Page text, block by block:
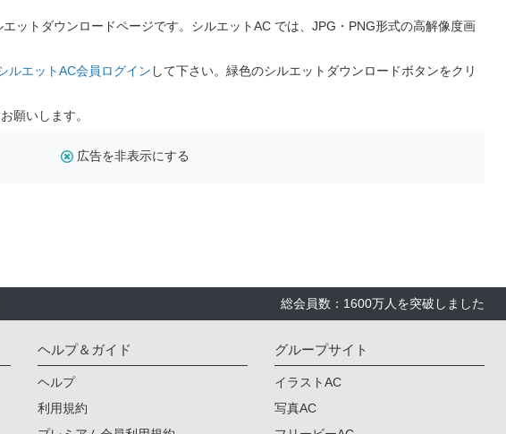
ットダウンロードページです。シルエットAC では、JPG・PNG形式の高解像度画
ルエットAC会員ログイン して下さい。緑色のシルエットダウンロードボタンをクリ
願いします。
広告を非表示にする
総会員数：1600万人を突破しました
ヘルプ＆ガイド
ヘルプ
利用規約
グループサイト
イラストAC
写真AC